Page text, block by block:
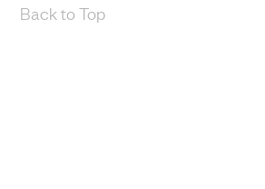
Back to Top